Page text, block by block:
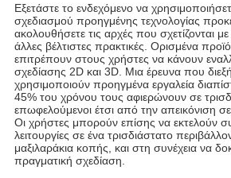
Εξετάστε το ενδεχόμενο να
σχεδιασμού προηγμένης τεχνολογίας
ακολουθήσετε τις αρχές που σχετίζονται
άλλες βέλτιστες πρακτικές. Ορισμένα
επιτρέπουν στους χρήστες να κάνουν
σχεδίασης 2D και 3D. Μια έρευνα που
χρησιμοποιούν προηγμένα εργαλεία
45% του χρόνου τους αφιερώνουν σε
επωφελούμενοι έτσι από την απεικόνιση
Οι χρήστες μπορούν επίσης να εκτελούν
λειτουργίες σε ένα τρισδιάστατο
μαξιλαράκια κοπής, και στη συνέχεια να
πραγματική σχεδίαση.